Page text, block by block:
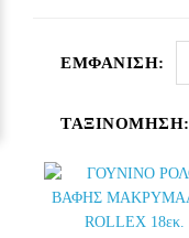
ΕΜΦΆΝΙΣΗ:
ΤΑΞΙΝΌΜΗΣΗ: